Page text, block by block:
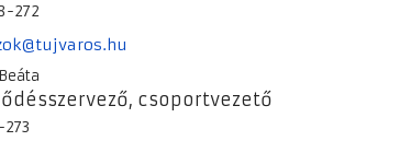
272
csoportvezető